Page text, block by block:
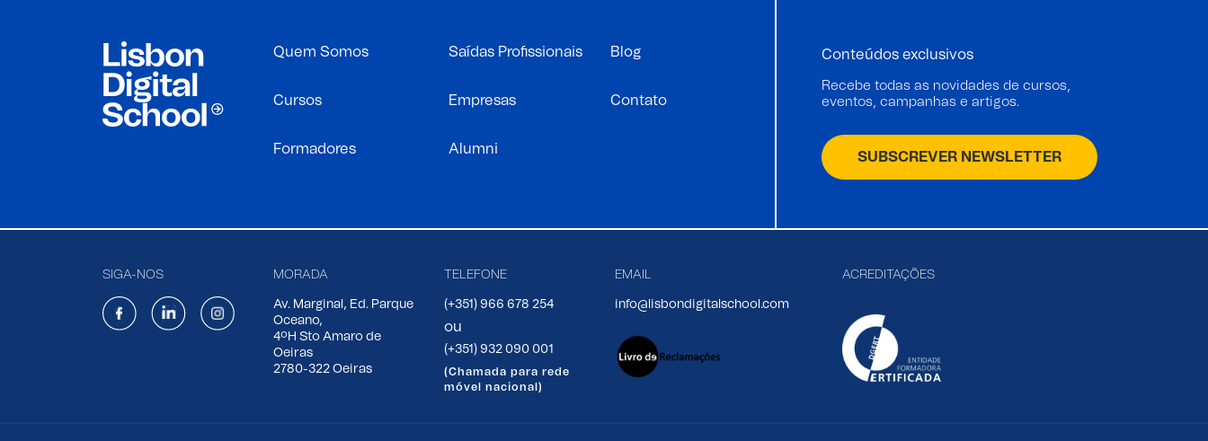
Quem Somos Saídas Profissionais Blog
Cursos Empresas Contato
Formadores Alumni
Conteúdos exclusivos
Recebe todas as novidades de cursos,
eventos, campanhas e artigos.
SUBSCREVER NEWSLETTER
SIGA-NOS MORADA
Av. Marginal, Ed. Parque
Oceano,
4ºH Sto Amaro de
Oeiras
2780-322 Oeiras
TELEFONE
(+351) 966 678 254
ou
(+351) 932 090 001
(Chamada para rede
móvel nacional)
EMAIL
info@lisbondigitalschool.com
ACREDITAÇÕES